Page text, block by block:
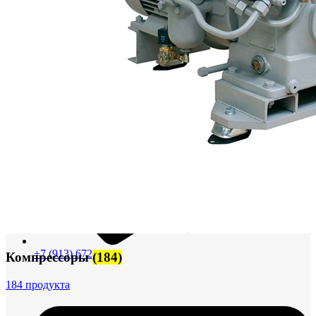
+7 (913) 672-49-54
Компрессоры(184)
184 продукта